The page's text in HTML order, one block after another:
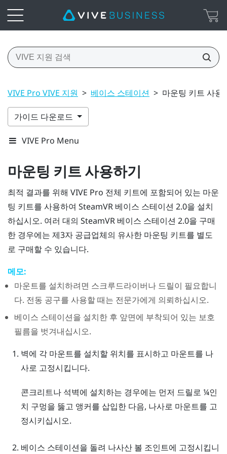
VIVE Pro VIVE 지원 > 베이스 스테이션 > 마운팅 키트 사용
가이드 다운로드
VIVE Pro Menu
마운팅 키트 사용하기
최적 결과를 위해 VIVE Pro 전체 키트에 포함되어 있는 마운
팅 키트를 사용하여 SteamVR 베이스 스테이션 2.0을 설치
하십시오. 여러 대의 SteamVR 베이스 스테이션 2.0을 구매
한 경우에는 제3자 공급업체의 유사한 마운팅 키트를 별도
로 구매할 수 있습니다.
메모:
마운트를 설치하려면 스크루드라이버나 드릴이 필요합니
다. 전동 공구를 사용할 때는 전문가에게 의뢰하십시오.
베이스 스테이션을 설치한 후 앞면에 부착되어 있는 보호
필름을 벗겨내십시오.
벽에 각 마운트를 설치할 위치를 표시하고 마운트를 나
사로 고정시킵니다.
콘크리트나 석벽에 설치하는 경우에는 먼저 드릴로 ¼인
치 구멍을 뚫고 앵커를 삽입한 다음, 나사로 마운트를 고
정시키십시오.
베이스 스테이션을 돌려 나사산 볼 조인트에 고정시킵니